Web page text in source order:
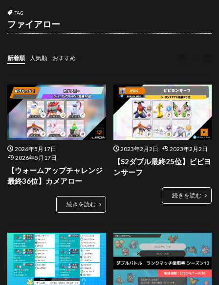
TAG
ファイアロー
新着順 人気順 おすすめ
2026年5月17日
2026年5月17日
【ウォームアップチャレンジ
最終36位】カメアロー
続きを読む
2023年2月2日 2023年2月2日
【S2ダブル最終25位】ビビヨ
ンサーフ
続きを読む